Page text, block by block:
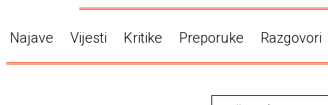
Najave Vijesti Kritike Preporuke Razgovori